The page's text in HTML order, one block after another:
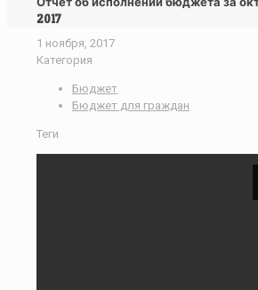
2017
1 ноября, 2017
Категория
Бюджет
Бюджет для граждан
Теги